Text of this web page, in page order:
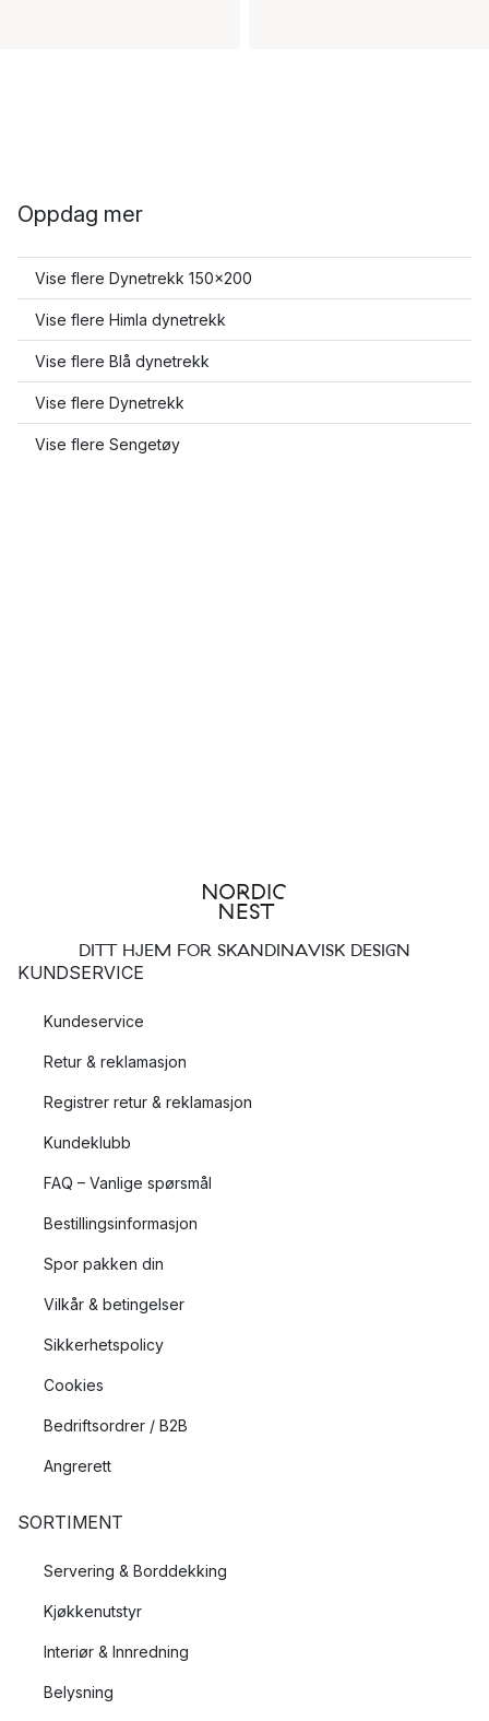
Oppdag mer
Vise flere Dynetrekk 150x200
Vise flere Himla dynetrekk
Vise flere Blå dynetrekk
Vise flere Dynetrekk
Vise flere Sengetøy
DITT HJEM FOR SKANDINAVISK DESIGN
KUNDSERVICE
Kundeservice
Retur & reklamasjon
Registrer retur & reklamasjon
Kundeklubb
FAQ – Vanlige spørsmål
Bestillingsinformasjon
Spor pakken din
Vilkår & betingelser
Sikkerhetspolicy
Cookies
Bedriftsordrer / B2B
Angrerett
SORTIMENT
Servering & Borddekking
Kjøkkenutstyr
Interiør & Innredning
Belysning